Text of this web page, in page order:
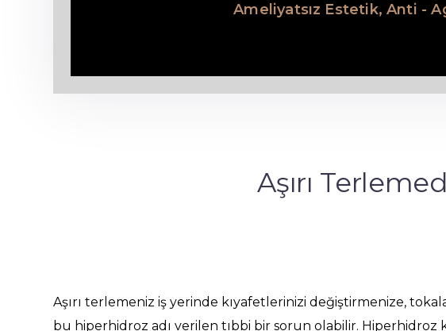
Ameliyatsız Estetik, Anti -
Aşırı
Aşırı terlemeniz iş yerinde kıyafetlerinizi değiştirmenize,
bu hiperhidroz adı verilen tıbbi bir sorun olabilir.